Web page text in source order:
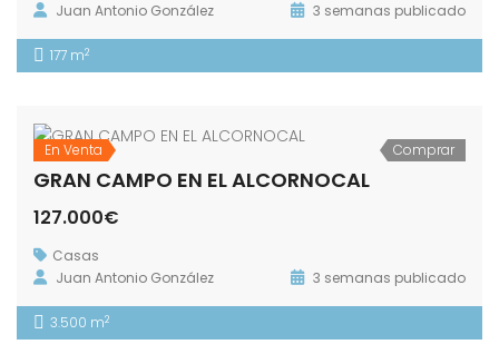
Juan Antonio González
3 semanas publicado
177 m2
En Venta Comprar
GRAN CAMPO EN EL ALCORNOCAL
127.000€
Casas
Juan Antonio González
3 semanas publicado
3.500 m2